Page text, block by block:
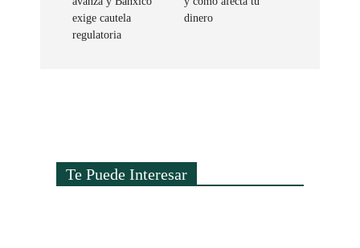
exige cautela
regulatoria
dinero
Te Puede Interesar